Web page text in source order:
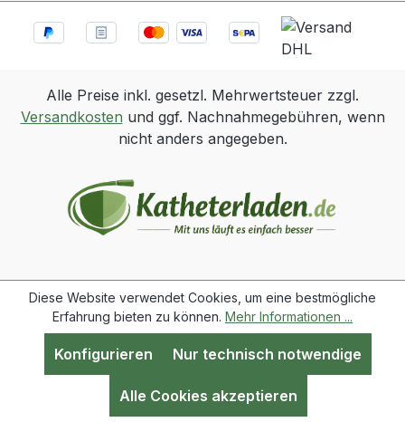
Alle Preise inkl. gesetzl. Mehrwertsteuer zzgl.
Versandkosten und ggf. Nachnahmegebühren, wenn
nicht anders angegeben.
Werkzeugleiste anzeigen
Diese Website verwendet Cookies, um eine bestmögliche
Erfahrung bieten zu können. Mehr Informationen ...
Nur technisch notwendige
Konfigurieren
Alle Cookies akzeptieren